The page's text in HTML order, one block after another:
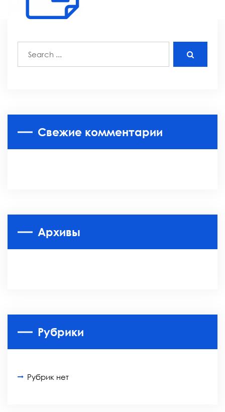
Свежие комментарии
Архивы
Рубрики
Рубрик нет